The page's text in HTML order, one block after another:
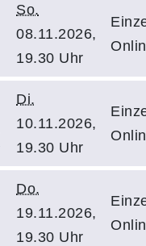
So.
08.11.2026,
19.30 Uhr
Di.
10.11.2026,
19.30 Uhr
Do.
19.11.2026,
19.30 Uhr